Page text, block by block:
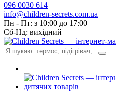
096 0030 614
info@children-secrets.com.ua
Пн - Пт: з 10:00 до 17:00
Сб-Нд: вихідний